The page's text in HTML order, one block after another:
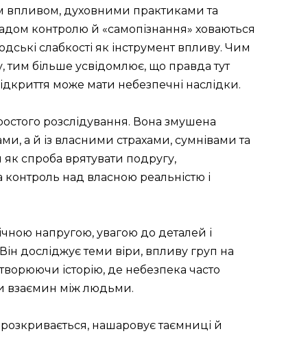
впливом, духовними практиками та
контролю й «самопізнання» ховаються
слабкості як інструмент впливу. Чим
більше усвідомлює, що правда тут
може мати небезпечні наслідки.
розслідування. Вона змушена
а й із власними страхами, сумнівами та
спроба врятувати подругу,
над власною реальністю і
напругою, увагою до деталей і
досліджує теми віри, впливу груп на
історію, де небезпека часто
взаємин між людьми.
нашаровує таємниці й